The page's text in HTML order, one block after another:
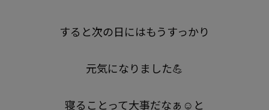
すると次の日にはもうすっかり
元気になりました💪
寝ることって大事だなぁ☺️と